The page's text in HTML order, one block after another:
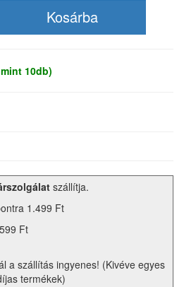
10db)
szállítja.
1.499 Ft
Ft
a szállítás ingyenes! (Kivéve egyes
termékek)